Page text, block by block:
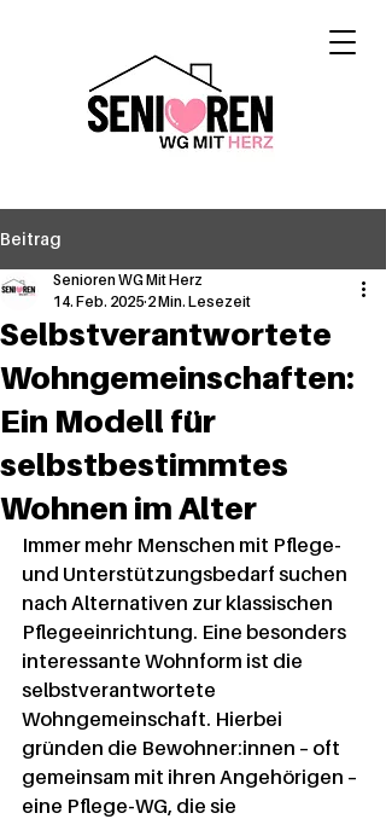
Beitrag
Selbstverantwortete
Wohngemeinschaften:
Ein Modell für
selbstbestimmtes
Wohnen im Alter
Senioren WG Mit Herz
14. Feb. 2025 2 Min. Lesezeit
Immer mehr Menschen mit Pflege-
und Unterstützungsbedarf suchen
nach Alternativen zur klassischen
Pflegeeinrichtung. Eine besonders
interessante Wohnform ist die
selbstverantwortete
Wohngemeinschaft. Hierbei
gründen die Bewohner:innen – oft
gemeinsam mit ihren Angehörigen –
eine Pflege-WG, die sie